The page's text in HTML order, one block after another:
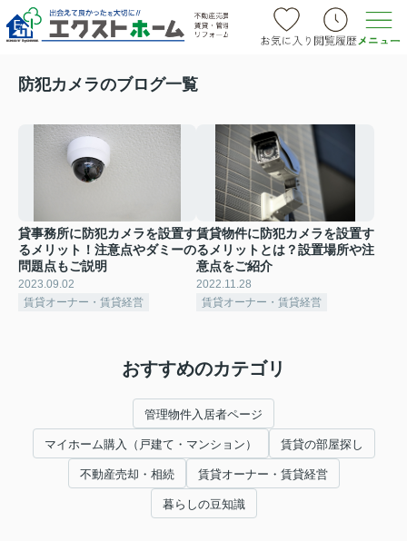
防犯カメラのブログ一覧
貸事務所に防犯カメラを設置す
るメリット！注意点やダミーの
問題点もご説明
2023.09.02
賃貸オーナー・賃貸経営
賃貸物件に防犯カメラを設置す
るメリットとは？設置場所や注
意点をご紹介
2022.11.28
賃貸オーナー・賃貸経営
おすすめのカテゴリ
管理物件入居者ページ
マイホーム購入（戸建て・マンション） 賃貸の部屋探し
不動産売却・相続 賃貸オーナー・賃貸経営
暮らしの豆知識